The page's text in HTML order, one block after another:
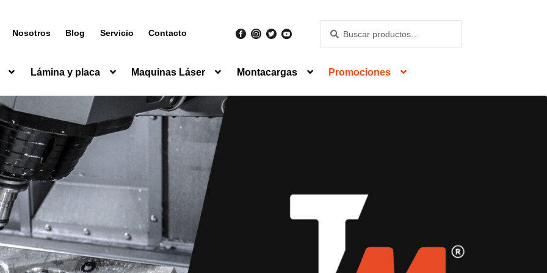
Nosotros Blog Servicio Contacto
por:
Lámina y placa Maquinas Láser Montacargas Promociones